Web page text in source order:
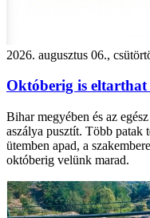
2026. augusztus 06.,
Októberig is
Bihar megyében és az
aszálya pusztít. Több patak
ütemben apad, a
októberig velünk marad.